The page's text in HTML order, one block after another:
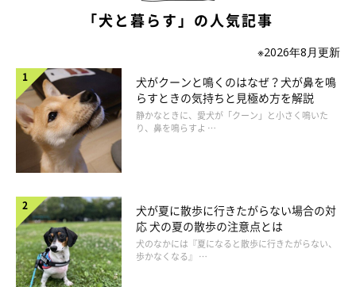
「犬と暮らす」の人気記事
※2026年8月更新
犬がクーンと鳴くのはなぜ？犬が鼻を鳴
らすときの気持ちと見極め方を解説
静かなときに、愛犬が「クーン」と小さく鳴いた
り、鼻を鳴らすよ …
犬が夏に散歩に行きたがらない場合の対
応 犬の夏の散歩の注意点とは
犬のなかには『夏になると散歩に行きたがらない、
歩かなくなる』 …